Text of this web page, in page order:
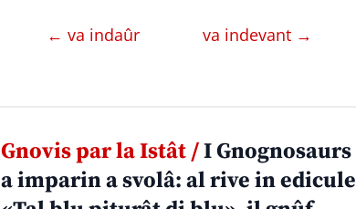
← va indaûr va indevant →
Gnovis par la Istât /I Gnognosaurs
a imparin a svolâ: al rive in edicule